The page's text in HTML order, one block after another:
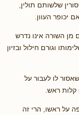
שלשותם תולין,
יכופר העוון.
השורה אינו נדרש
וגורם חילול ובזיון
לו לעבור על
קלות ראש.
על ראשו, הרי זה